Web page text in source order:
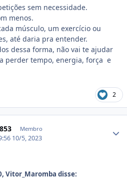
sem necessidade.
menos.
músculo, um exercício ou
até daria pra entender.
dessa forma, não vai te ajudar
perder tempo, energia, força e
2
Membro
10/5, 2023
Vitor_Maromba disse: